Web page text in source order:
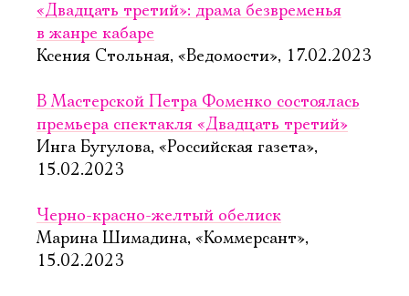
«Двадцать третий»: драма безвременья
в жанре кабаре
Ксения Стольная, «Ведомости», 17.02.2023
В Мастерской Петра Фоменко состоялась
премьера спектакля «Двадцать третий»
Инга Бугулова, «Российская газета»,
15.02.2023
Черно-красно-желтый обелиск
Марина Шимадина, «Коммерсант»,
15.02.2023